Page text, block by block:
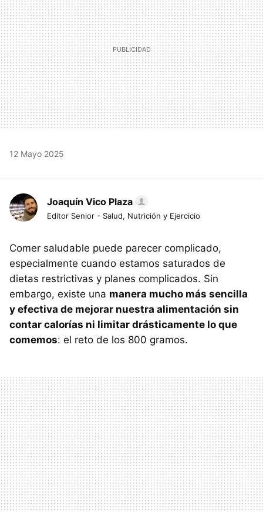
12 Mayo 2025
Joaquín Vico Plaza
Editor Senior - Salud, Nutrición y Ejercicio
Comer saludable puede parecer complicado,
especialmente cuando estamos saturados de
dietas restrictivas y planes complicados. Sin
embargo, existe una manera mucho más sencilla
y efectiva de mejorar nuestra alimentación sin
contar calorías ni limitar drásticamente lo que
comemos: el reto de los 800 gramos.